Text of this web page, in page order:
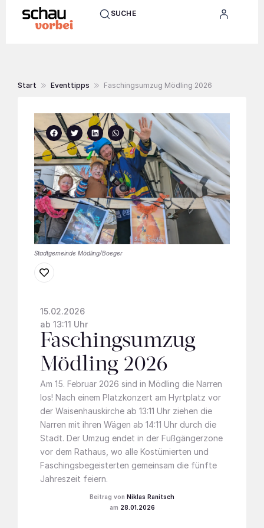
SUCHE
Start Eventtipps Faschingsumzug Mödling 2026
Stadtgemeinde Mödling/Boeger
15.02.2026
ab 13:11 Uhr
Faschingsumzug
Mödling 2026
Am 15. Februar 2026 sind in Mödling die Narren
los! Nach einem Platzkonzert am Hyrtplatz vor
der Waisenhauskirche ab 13:11 Uhr ziehen die
Narren mit ihren Wägen ab 14:11 Uhr durch die
Stadt. Der Umzug endet in der Fußgängerzone
vor dem Rathaus, wo alle Kostümierten und
Faschingsbegeisterten gemeinsam die fünfte
Jahreszeit feiern.
Niklas Ranitsch
28.01.2026